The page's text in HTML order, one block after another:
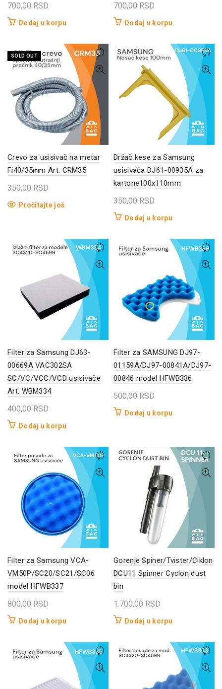
700,00 RSD
Dodaj u korpu
700,00 RSD
Dodaj u korpu
SOLD OUT
Crevo za usisivač na metar
Fi40/35mm Art. CRM35
350,00 RSD
Pročitajte još
Držač kese za Samsung
usisivača DJ61-00935A za
kartone100x110mm
350,00 RSD
Dodaj u korpu
Filter za Samsung DJ63-
00669A VAC302SA
SC/VC/VCC/VCD usisivače
Art. WBM334
400,00 RSD
Dodaj u korpu
Filter za SAMSUNG DJ97-
01159A/DJ97-00841A/DJ97-
00846 model HFWB336
500,00 RSD
Dodaj u korpu
Filter za Samsung VCA-
VM50P/SC20/SC21/SC06
model HFWB337
800,00 RSD
Dodaj u korpu
Gorenje Spiner/Tvister/Ciklon
DCU11 Spinner Cyclon dust
bin
1.700,00 RSD
Dodaj u korpu